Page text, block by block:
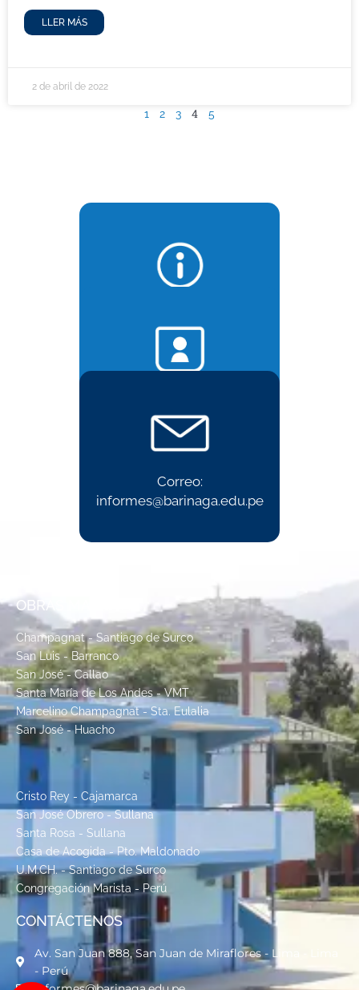
LLER MÁS
2 de abril de 2022
1 2 3 4 5
985 594 877
975 485 480
Correo:
informes@barinaga.edu.pe
OBRAS MARISTAS
Champagnat - Santiago de Surco
San Luis - Barranco
San José - Callao
Santa María de Los Andes - VMT
Marcelino Champagnat - Sta. Eulalia
San José - Huacho
Cristo Rey - Cajamarca
San José Obrero - Sullana
Santa Rosa - Sullana
Casa de Acogida - Pto. Maldonado
U.M.CH. - Santiago de Surco
Congregación Marista - Perú
CONTÁCTENOS
Av. San Juan 888, San Juan de Miraflores - Lima - Lima
- Perú